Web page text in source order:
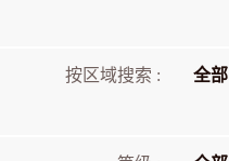
按区域搜索 : 全部